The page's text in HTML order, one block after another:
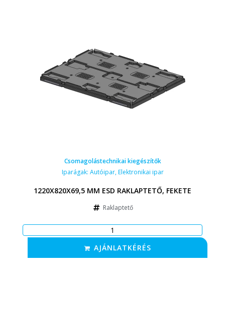
Csomagolástechnikai kiegészítők
Iparágak: Autóipar,Elektronikai ipar
1220X820X69,5 MM ESD RAKLAPTETŐ, FEKETE
Raklaptető
AJÁNLATKÉRÉS